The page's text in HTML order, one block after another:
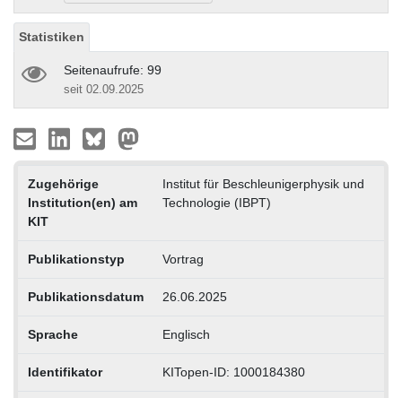
Statistiken
Seitenaufrufe: 99
seit 02.09.2025
Zugehörige
Institution(en) am
KIT
Institut für Beschleunigerphysik und
Technologie (IBPT)
Publikationstyp Vortrag
Publikationsdatum 26.06.2025
Sprache Englisch
Identifikator KITopen-ID: 1000184380